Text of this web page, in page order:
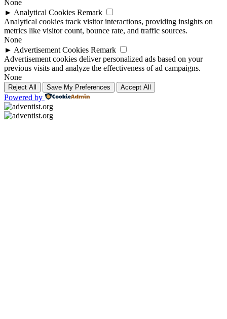
None
► Analytical Cookies Remark
Analytical cookies track visitor interactions, providing insights on
metrics like visitor count, bounce rate, and traffic sources.
None
► Advertisement Cookies Remark
Advertisement cookies deliver personalized ads based on your
previous visits and analyze the effectiveness of ad campaigns.
None
Reject All Save My Preferences Accept All
Powered by